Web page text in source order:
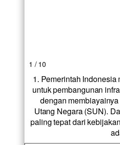
1 / 10
1. Pemerintah
untuk pembangunan
dengan
Utang Negara (SUN).
paling tepat dari